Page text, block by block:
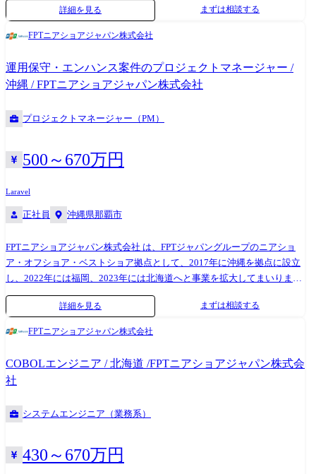
閾値設計、アラート対応) ●障害一次切り分け、原因調査の補助、エスカ
レーション ●PostgreSQLの運用・構築(環境に応じて) ●NWの基礎対応(疎
ーダーポジションの場合: チーム取りまとめ、タスク管理、進捗管理、関
係者調整 などチーム推進を担っていただきます。 【社内の雰囲気】 ●交
流の機会がたくさんあり、チームビルディングがしやすい環境です。 ●
の平均年齢は33.8歳。若くて活気あふれる会社です。 ●ベトナム語が話
定期的に開催され、どなたでもご参加いただけます。 ●コーヒーサーバ
ーがあるので、無料でコーヒーやお水、お茶を飲むことができます。
束できるものではありません。) ●2025年6月の時点で、北海道拠点在籍
ナム48%、日本46%、他国籍6%(インドネシア、スペイン、ロシアなど)
●2023年9月にできたばかりの、綺麗なオフィスです。 ●有志の社員によ
る英会話クラブ、フットサルクラブ、登山クラブなど、各種活動あり ●
転勤はございません。 ●オンライン自己研鑽としてLinkedin Lerningのア
カウントを全社員に付与 ●教育部が開催する技術勉強クラスあり(Java、
のフォロー体制】 ●FPT全体で、メンター・メンティー制度を導入してい
ます。わからないことはメンターにいつでも質問できます。 ●PJにアサ
インする前に、一定期間の講習を受けていただくことがあります。 ●メ
詳細を見る まずは相談する
FPTニアショアジャパン株式会社
運用保守・エンハンス案件のプロジェクトマネージャー /
沖縄 / FPTニアショアジャパン株式会社
プロジェクトマネージャー（PM）
500～670万円
Laravel
正社員 沖縄県那覇市
FPTニアショアジャパン株式会社 は、FPTジャパングループのニアショ
ア・オフショア・ベストショア拠点として、2017年に沖縄を拠点に設立
し、2022年には福岡、2023年には北海道へと事業を拡大してまいりまし
た。当初は10名にも満たない体制でスタートいたしましたが、2026年現
在では沖縄拠点で約250名、3拠点で500名近い規模へと成長を遂げてお
いく方針です。 沖縄地場企業とのつながりはもちろん、首都圏に本社を
構えるお客様の案件も非常に多く、沖縄にいながら首都圏の案件にプラ
イムで関われることが大きな特徴の一つとなっています。 [FPTニアショ
(https://fptsoftware.jp/resource-center/connect/connect-nearshore) ●期待する
ージャー業務全般 ・顧客折衝、課題整理、改善提案 ・開発チーム(将来
的にオフショア含む)のマネジメント ・コード品質担保のためのレビュー
詳細を見る まずは相談する
FPTニアショアジャパン株式会社
COBOLエンジニア / 北海道 /FPTニアショアジャパン株式会
社
システムエンジニア（業務系）
430～670万円